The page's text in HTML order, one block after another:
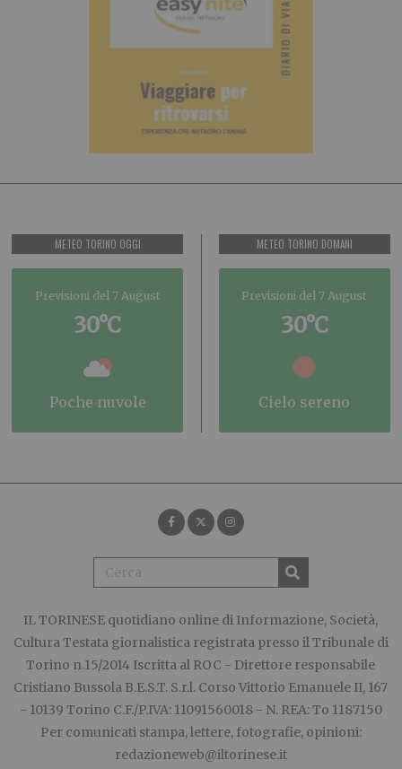
METEO TORINO OGGI
Previsioni del 7 August
30°C
poche nuvole
METEO TORINO DOMANI
Previsioni del 7 August
30°C
cielo sereno
IL TORINESE quotidiano online di Informazione, Società,
Cultura Testata giornalistica registrata presso il Tribunale di
Torino n.15/2014 Iscritta al ROC - Direttore responsabile
Cristiano Bussola B.E.S.T. S.r.l. Corso Vittorio Emanuele II, 167
- 10139 Torino C.F./P.IVA: 11091560018 - N. REA: To 1187150
Per comunicati stampa, lettere, fotografie, opinioni:
redazioneweb@iltorinese.it